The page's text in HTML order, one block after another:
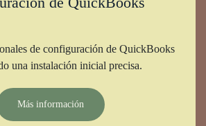
de configuración de QuickBooks
una instalación inicial precisa.
Más información